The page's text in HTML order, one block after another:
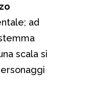
ad
scala si